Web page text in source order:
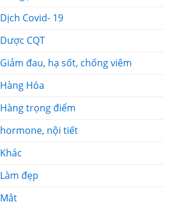
Dịch Covid- 19
Dược CQT
Giảm đau, hạ sốt, chống viêm
Hàng Hóa
Hàng trọng điểm
hormone, nội tiết
Khác
Làm đẹp
Mắt